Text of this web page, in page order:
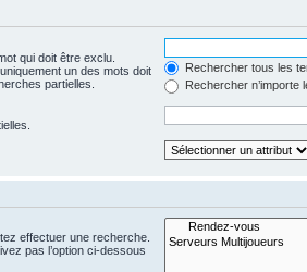
qui doit être exclu.
un des mots doit
partielles.
Rechercher tous les
Rechercher n’importe
effectuer une recherche.
pas l’option ci-dessous